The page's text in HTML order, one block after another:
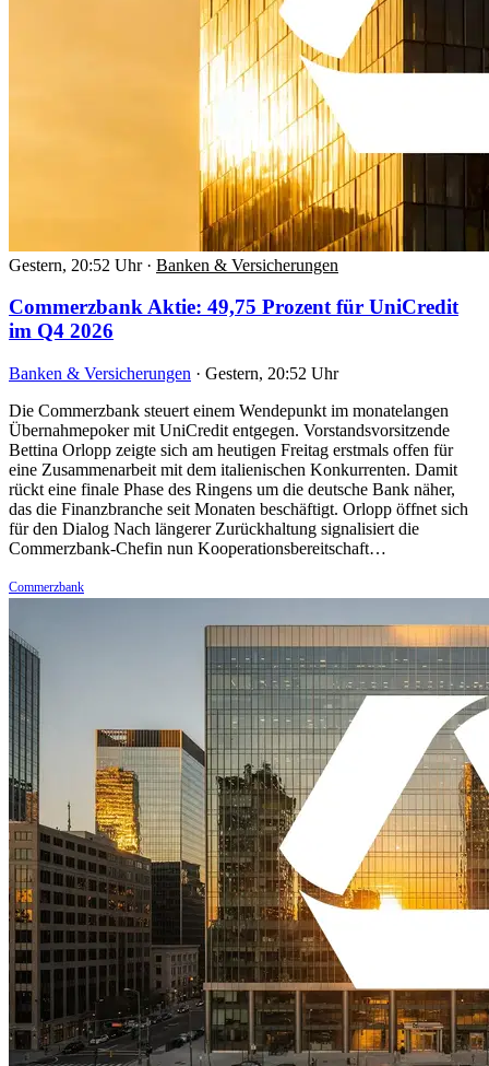
Gestern, 20:52 Uhr · Banken & Versicherungen
Commerzbank Aktie: 49,75 Prozent für UniCredit
im Q4 2026
Banken & Versicherungen · Gestern, 20:52 Uhr
Die Commerzbank steuert einem Wendepunkt im monatelangen
Übernahmepoker mit UniCredit entgegen. Vorstandsvorsitzende
Bettina Orlopp zeigte sich am heutigen Freitag erstmals offen für
eine Zusammenarbeit mit dem italienischen Konkurrenten. Damit
rückt eine finale Phase des Ringens um die deutsche Bank näher,
das die Finanzbranche seit Monaten beschäftigt. Orlopp öffnet sich
für den Dialog Nach längerer Zurückhaltung signalisiert die
Commerzbank-Chefin nun Kooperationsbereitschaft…
Commerzbank